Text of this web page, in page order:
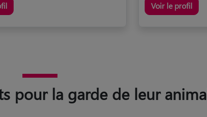
Voir le profil
pour la garde de leur